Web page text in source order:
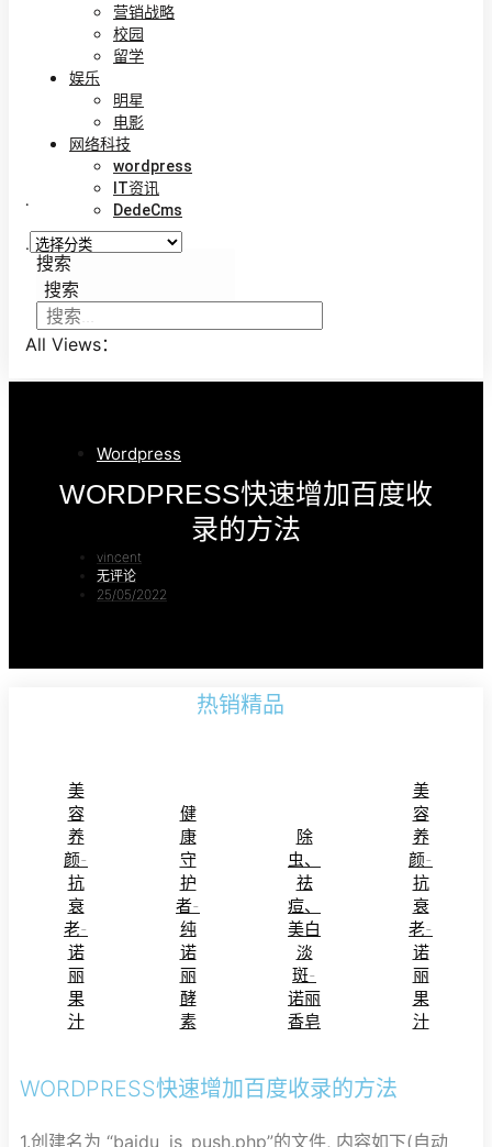
营销战略
校园
留学
娱乐
明星
电影
网络科技
wordpress
IT资讯
DedeCms
.
.
搜索
搜索
All Views：
Wordpress
WORDPRESS快速增加百度收
录的方法
vincent
无评论
25/05/2022
热销精品
美
容
养
颜-
抗
衰
老-
诺
丽
果
汁
健
康
守
护
者-
纯
诺
丽
酵
素
除
虫、
祛
痘、
美白
淡
斑-
诺丽
香皂
美
容
养
颜-
抗
衰
老-
诺
丽
果
汁
WORDPRESS快速增加百度收录的方法
1.创建名为 “baidu_js_push.php”的文件, 内容如下(自动